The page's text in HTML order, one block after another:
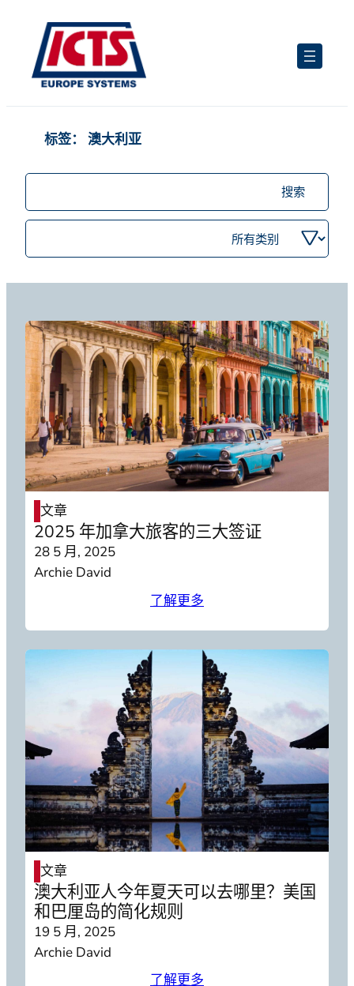
标签： 澳大利亚
搜
职
按
类
文章
2025 年加拿大旅客的三大签证
28 5 月, 2025
Archie David
了解更多
文章
澳大利亚人今年夏天可以去哪里？美国
和巴厘岛的简化规则
19 5 月, 2025
Archie David
了解更多